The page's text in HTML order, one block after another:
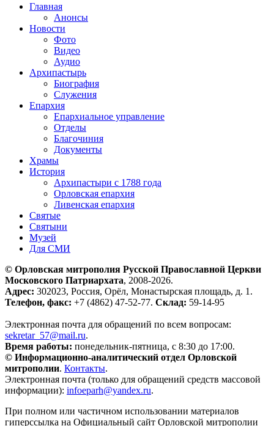
Главная
Анонсы
Новости
Фото
Видео
Аудио
Архипастырь
Биография
Служения
Епархия
Епархиальное управление
Отделы
Благочиния
Документы
Храмы
История
Архипастыри с 1788 года
Орловская епархия
Ливенская епархия
Святые
Святыни
Музей
Для СМИ
© Орловская митрополия Русской Православной Церкви
Московского Патриархата, 2008-2026.
Адрес: 302023, Россия, Орёл, Монастырская площадь, д. 1.
Телефон, факс: +7 (4862) 47-52-77. Склад: 59-14-95
Электронная почта для обращений по всем вопросам:
sekretar_57@mail.ru.
Время работы: понедельник-пятница, с 8:30 до 17:00.
© Информационно-аналитический отдел Орловской
митрополии. Контакты.
Электронная почта (только для обращений средств массовой
информации): infoeparh@yandex.ru.
При полном или частичном использовании материалов
гиперссылка на Официальный сайт Орловской митрополии